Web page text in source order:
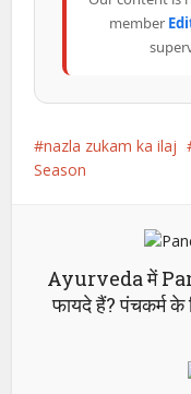
member
nazla zukam ka ilaj
Season
Ayurveda में
फायदे हैं? पंचकर्म के